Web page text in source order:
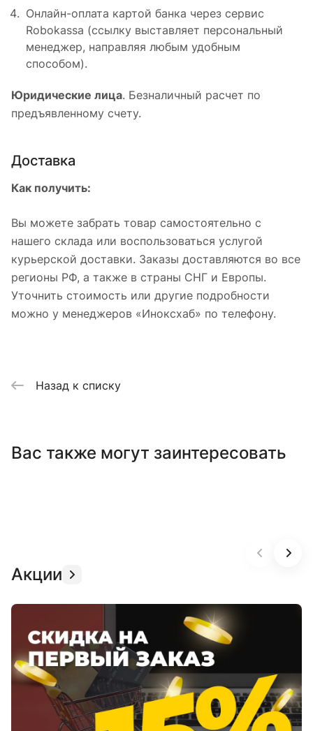
Онлайн-оплата картой банка через сервис
Robokassa (ссылку выставляет персональный
менеджер, направляя любым удобным
способом).
Юридические лица. Безналичный расчет по
предъявленному счету.
Доставка
Как получить:
Вы можете забрать товар самостоятельно с
нашего склада или воспользоваться услугой
курьерской доставки. Заказы доставляются во все
регионы РФ, а также в страны СНГ и Европы.
Уточнить стоимость или другие подробности
можно у менеджеров «Иноксхаб» по телефону.
Назад к списку
Вас также могут заинтересовать
Акции